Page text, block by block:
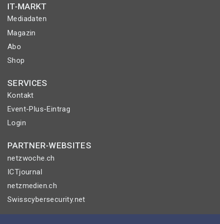
IT-MARKT
Mediadaten
Magazin
Abo
Shop
SERVICES
Kontakt
Event-Plus-Eintrag
Login
PARTNER-WEBSITES
netzwoche.ch
ICTjournal
netzmedien.ch
Swisscybersecurity.net